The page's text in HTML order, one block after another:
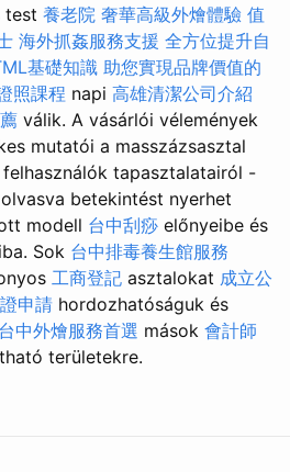
test 養老院 奢華高級外燴體驗 值
海外抓姦服務支援 全方位提升自
基礎知識 助您實現品牌價值的
照課程 napi 高雄清潔公司介紹
válik. A vásárlói vélemények
mutatói a masszázsasztal
tapasztalatairól -
olvasva betekintést nyerhet
modell 台中刮痧 előnyeibe és
Sok 台中排毒養生館服務
工商登記 asztalokat 成立公
申請 hordozhatóságuk és
台中外燴服務首選 mások 會計師
területekre.